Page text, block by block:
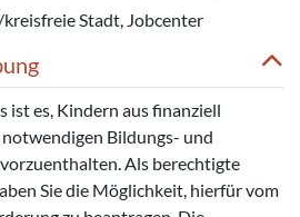
Stadt, Jobcenter
ist es, Kindern aus finanziell
Bildungs- und
Als berechtigte
Sie die Möglichkeit, hierfür vom